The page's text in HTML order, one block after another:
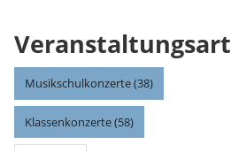
Veranstaltungsart
Musikschulkonzerte (38)
Klassenkonzerte (58)